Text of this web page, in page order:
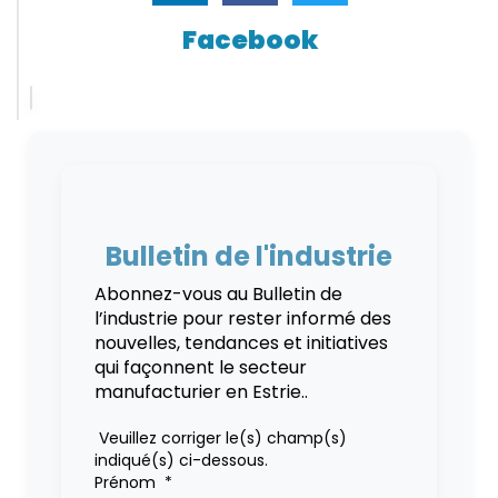
Facebook
Bulletin de l'industrie
Abonnez-vous au Bulletin de
l’industrie pour rester informé des
nouvelles, tendances et initiatives
qui façonnent le secteur
manufacturier en Estrie..
Veuillez corriger le(s) champ(s)
indiqué(s) ci-dessous.
Prénom *